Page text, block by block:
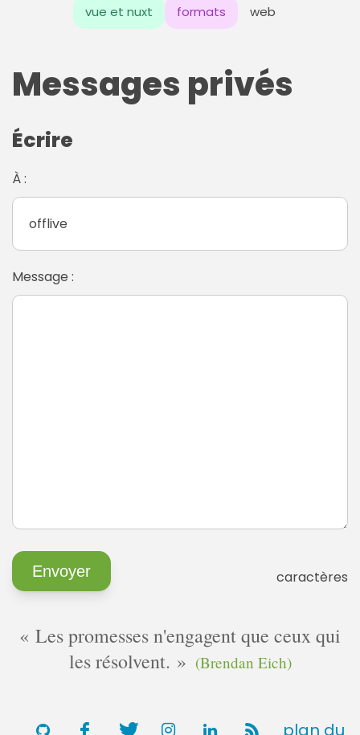
vue et nuxt formats web
Messages privés
Écrire
À :
Message :
caractères
Les promesses n'engagent que ceux qui
les résolvent.
(Brendan Eich)
plan du